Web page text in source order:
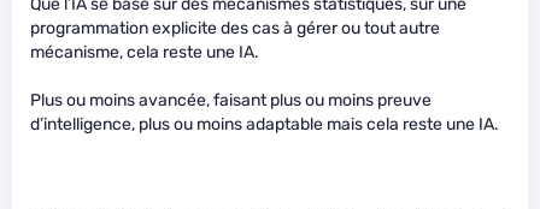
Que l’IA se base sur des mécanismes statistiques, sur une
programmation explicite des cas à gérer ou tout autre
mécanisme, cela reste une IA.
Plus ou moins avancée, faisant plus ou moins preuve
d’intelligence, plus ou moins adaptable mais cela reste une IA.